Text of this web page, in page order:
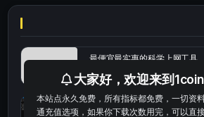
最便宜最实惠的科学上网工具
统计涨跌幅的python代码
大家好，欢迎来到
本站点永久免费，所有指标都免费，一切资
通充值选项，如果你下载次数用完，可以直